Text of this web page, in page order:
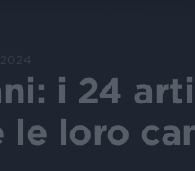
i 24
le loro